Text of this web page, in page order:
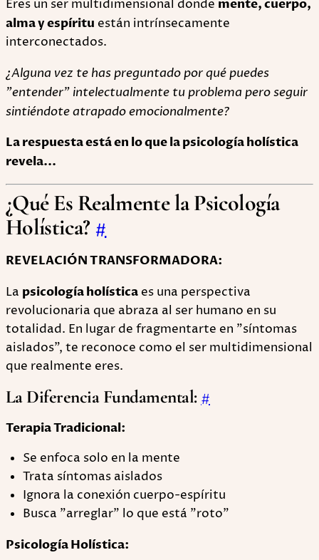
Eres un ser multidimensional donde mente, cuerpo,
alma y espíritu están intrínsecamente
interconectados.
¿Alguna vez te has preguntado por qué puedes
"entender" intelectualmente tu problema pero seguir
sintiéndote atrapado emocionalmente?
La respuesta está en lo que la psicología holística
revela...
¿Qué Es Realmente la Psicología
Holística? #
REVELACIÓN TRANSFORMADORA:
La psicología holística es una perspectiva
revolucionaria que abraza al ser humano en su
totalidad. En lugar de fragmentarte en "síntomas
aislados", te reconoce como el ser multidimensional
que realmente eres.
La Diferencia Fundamental: #
Terapia Tradicional:
Se enfoca solo en la mente
Trata síntomas aislados
Ignora la conexión cuerpo-espíritu
Busca "arreglar" lo que está "roto"
Psicología Holística: